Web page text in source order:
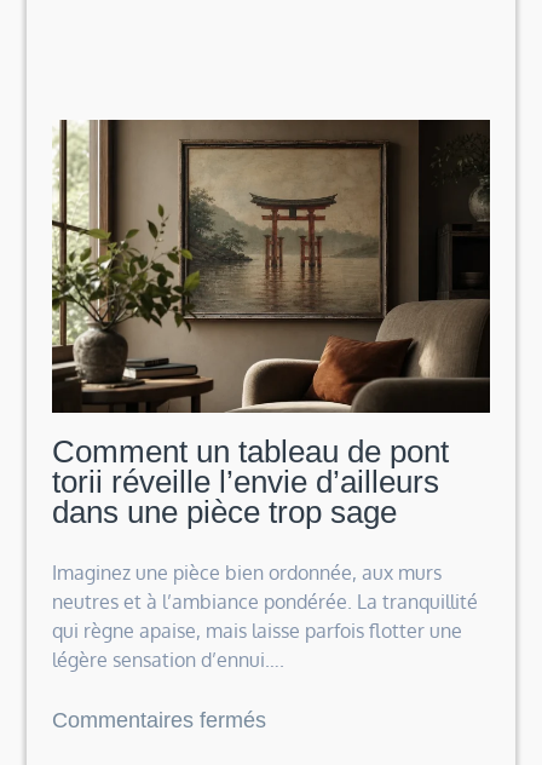
tissus
madras
certifiés
oeko-
tex
Comment un tableau de pont
torii réveille l’envie d’ailleurs
dans une pièce trop sage
Imaginez une pièce bien ordonnée, aux murs
neutres et à l’ambiance pondérée. La tranquillité
qui règne apaise, mais laisse parfois flotter une
légère sensation d’ennui….
Commentaires ferméssur